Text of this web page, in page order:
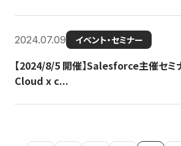
2024.07.09 イベント・セミナー
【2024/8/5 開催】Salesforce主催セ
Cloud x c...